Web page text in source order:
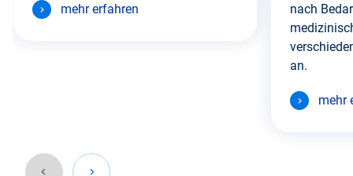
mehr erfahren
nach
an.
mehr